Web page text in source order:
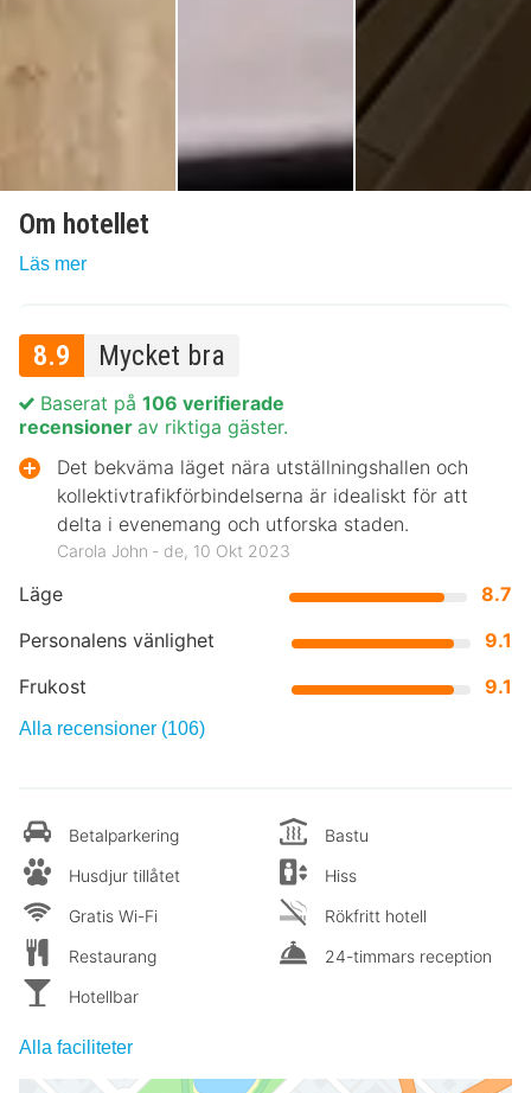
Om hotellet
Läs mer
8.9 Mycket bra
Läge
8.7
Personalens vänlighet
9.1
Frukost
9.1
Baserat på 106 verifierade
recensioner av riktiga gäster.
Det bekväma läget nära utställningshallen och
kollektivtrafikförbindelserna är idealiskt för att
delta i evenemang och utforska staden.
Carola John ‐ de, 10 Okt 2023
Alla recensioner (106)
Betalparkering
Husdjur tillåtet
Gratis Wi-Fi
Restaurang
Hotellbar
Bastu
Hiss
Rökfritt hotell
24-timmars reception
Alla faciliteter